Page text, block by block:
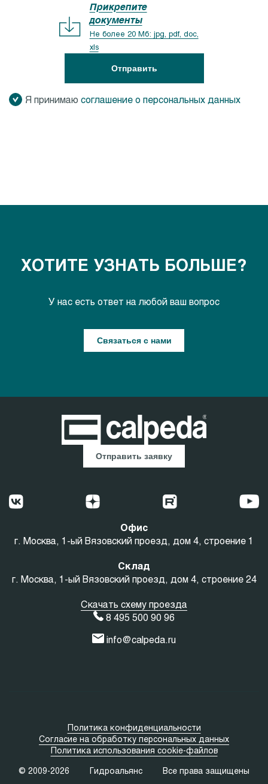
Прикрепите
документы
Не более 20 Мб: jpg, pdf, doc,
xls
Отправить
Я принимаю соглашение о персональных данных
ХОТИТЕ УЗНАТЬ БОЛЬШЕ?
У нас есть ответ на любой ваш вопрос
Связаться с нами
Отправить заявку
Офис
г. Москва, 1-ый Вязовский проезд, дом 4, строение 1
Склад
г. Москва, 1-ый Вязовский проезд, дом 4, строение 24
Скачать схему проезда
8 495 500 90 96
info@calpeda.ru
© 2009-2026 Гидроальянс Все права защищены
Политика конфиденциальности
Согласие на обработку персональных данных
Политика использования cookie-файлов